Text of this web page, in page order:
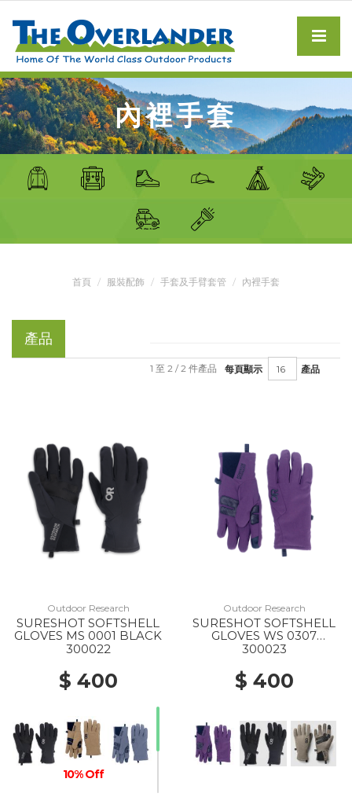
內裡手套
首頁 服裝配飾 手套及手臂套管 內裡手套
產品
每頁顯示 產品
1 至 2 / 2 件產品
Outdoor Research
SURESHOT SOFTSHELL
GLOVES MS 0001 BLACK
300022
$ 400
10% Off
Outdoor Research
SURESHOT SOFTSHELL
GLOVES WS 0307
AMETHYST
300023
$ 400